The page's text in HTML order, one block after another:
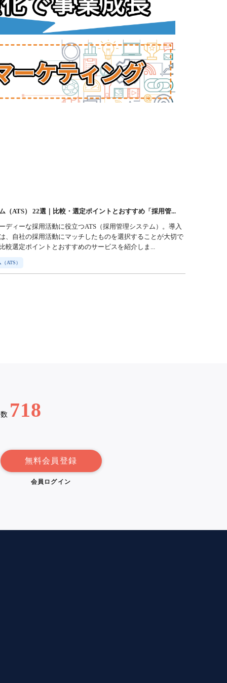
（ATS） 22選｜比較・選定ポイントとおすすめ「採用管...
ディーな採用活動に役立つATS（採用管理システム）。導入
、自社の採用活動にマッチしたものを選択することが大切で
較選定ポイントとおすすめのサービスを紹介しま...
ATS）
718
無料会員登録
会員ログイン